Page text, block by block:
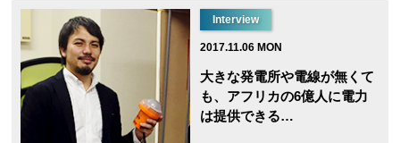
Interview
2017.11.06 MON
大きな発電所や電線が無くて
も、アフリカの6億人に電力
は提供できる…